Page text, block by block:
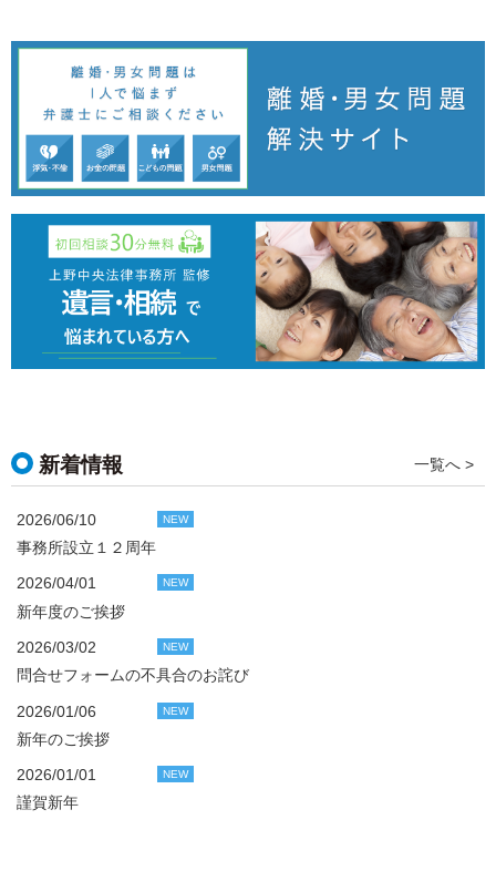
新着情報 一覧へ >
2026/06/10 NEW
事務所設立１２周年
2026/04/01 NEW
新年度のご挨拶
2026/03/02 NEW
問合せフォームの不具合のお詫び
2026/01/06 NEW
新年のご挨拶
2026/01/01 NEW
謹賀新年